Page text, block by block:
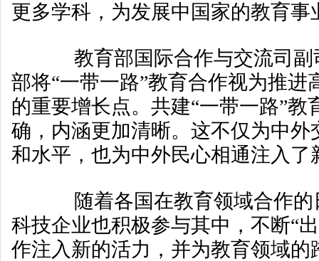
更多学科，为发展中国家的教育事
教育部国际合作与交流司副
部将“一带一路”教育合作视为推进
的重要增长点。共建“一带一路”教
确，内涵更加清晰。这不仅为中外
和水平，也为中外民心相通注入了
随着各国在教育领域合作的
科技企业也积极参与其中，不断“
作注入新的活力，并为教育领域的